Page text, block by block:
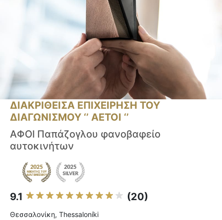
ΔΙΑΚΡΙΘΕΙΣΑ ΕΠΙΧΕΙΡΗΣΗ ΤΟΥ
ΔΙΑΓΩΝΙΣΜΟΥ ‘’ ΑΕΤΟΙ ‘’
AΦΟΙ Παπάζογλου φανοβαφείο
αυτοκινήτων
9.1 (20)
Θεσσαλονίκη, Thessaloníki